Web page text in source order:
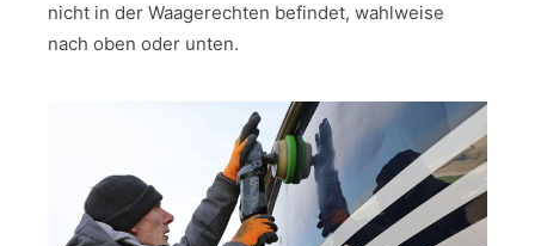
nicht in der Waagerechten befindet, wahlweise
nach oben oder unten.